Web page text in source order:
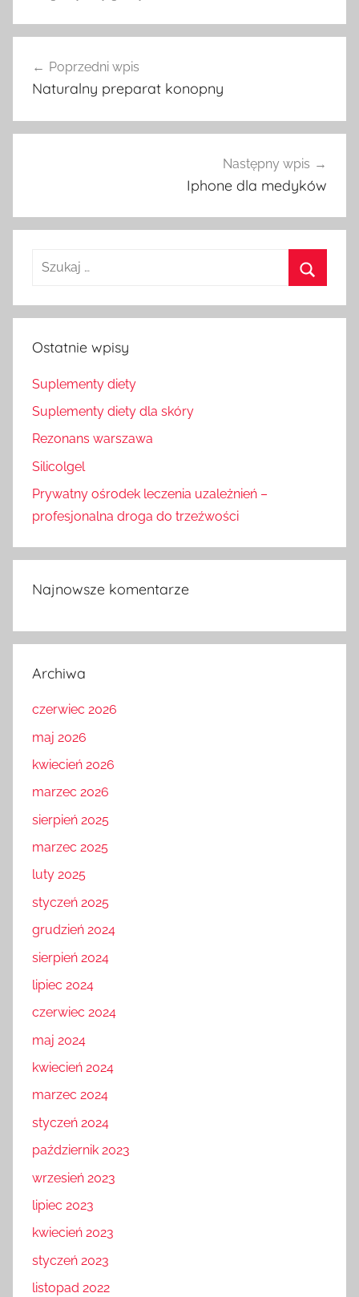
wpisu
Poprzedni wpis
Naturalny preparat konopny
Następny wpis
Iphone dla medyków
Szukaj
Ostatnie wpisy
Suplementy diety
Suplementy diety dla skóry
Rezonans warszawa
Silicolgel
Prywatny ośrodek leczenia uzależnień –
profesjonalna droga do trzeźwości
Najnowsze komentarze
Archiwa
czerwiec 2026
maj 2026
kwiecień 2026
marzec 2026
sierpień 2025
marzec 2025
luty 2025
styczeń 2025
grudzień 2024
sierpień 2024
lipiec 2024
czerwiec 2024
maj 2024
kwiecień 2024
marzec 2024
styczeń 2024
październik 2023
wrzesień 2023
lipiec 2023
kwiecień 2023
styczeń 2023
listopad 2022